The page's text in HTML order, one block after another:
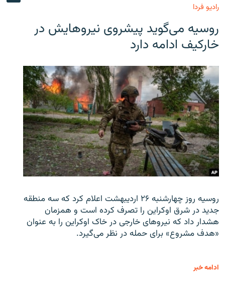
رادیو فردا
روسیه می‌گوید پیشروی نیروهایش در
خارکیف ادامه دارد
روسیه روز چهارشنبه ۲۶ اردیبهشت اعلام کرد که سه منطقه
جدید در شرق اوکراین را تصرف کرده است و همزمان
هشدار داد که نیروهای خارجی در خاک اوکراین را به عنوان
«هدف مشروع» برای حمله در نظر می‌گیرد.
ادامه خبر